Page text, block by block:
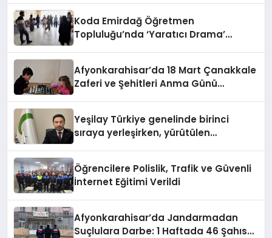
Koda Emirdağ Öğretmen
Topluluğu’nda ‘Yaratıcı Drama’
Afyonkarahisar’da 18 Mart Çanakkale
Zaferi ve Şehitleri Anma Günü
Yeşilay Türkiye genelinde birinci
sıraya yerleşirken, yürütülen
Öğrencilere Polislik, Trafik ve Güvenli
İnternet Eğitimi Verildi
Afyonkarahisar’da Jandarmadan
Suçlulara Darbe: 1 Haftada 46 Şahıs